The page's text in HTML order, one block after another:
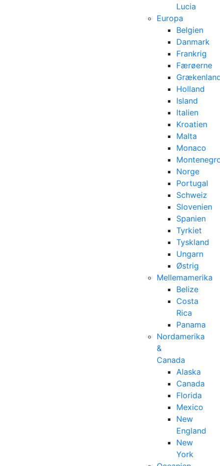
Lucia
Europa
Belgien
Danmark
Frankrig
Færøerne
Holland
Island
Italien
Kroatien
Malta
Monaco
Norge
Portugal
Schweiz
Slovenien
Spanien
Tyrkiet
Tyskland
Ungarn
Østrig
Mellemamerika
Belize
Costa
Rica
Panama
Nordamerika
&
Canada
Alaska
Canada
Florida
Mexico
New
England
New
York